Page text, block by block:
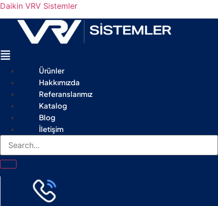
Daikin VRV Sistemler
Menu
Ürünler
Hakkımızda
Referanslarımız
Katalog
Blog
İletişim